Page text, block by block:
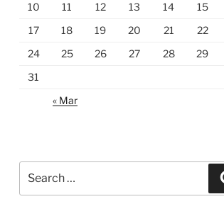
10
11 12 13 14 15
17
18 19 20 21 22
24
25 26 27 28 29
31
« Mar
for: